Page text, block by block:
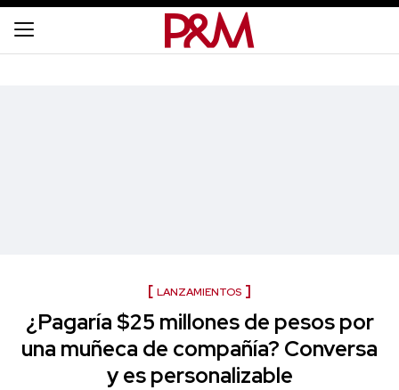
LANZAMIENTOS
¿Pagaría $25 millones de pesos por
una muñeca de compañía? Conversa
y es personalizable